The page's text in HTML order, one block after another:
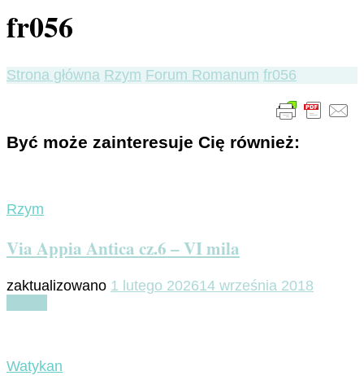
fr056
Strona główna Rzym Forum Romanum fr056
Być może zainteresuje Cię również:
Rzym
Via Appia Antica cz.6 – VI mila
zaktualizowano 1 lutego 202614 września 2018
Watykan